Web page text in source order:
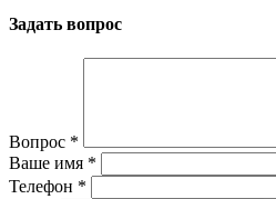
Задать вопрос
Вопрос *
Ваше имя *
Телефон *